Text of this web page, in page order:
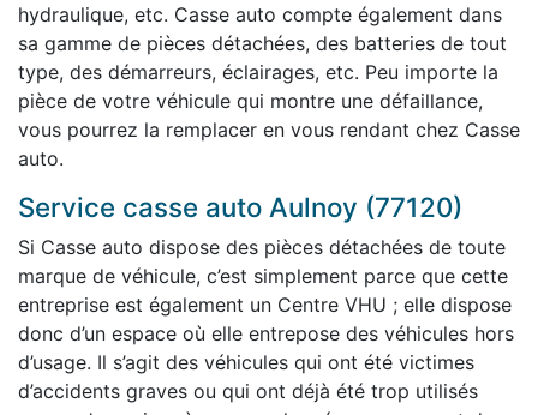
hydraulique, etc. Casse auto compte également dans
sa gamme de pièces détachées, des batteries de tout
type, des démarreurs, éclairages, etc. Peu importe la
pièce de votre véhicule qui montre une défaillance,
vous pourrez la remplacer en vous rendant chez Casse
auto.
Service casse auto Aulnoy (77120)
Si Casse auto dispose des pièces détachées de toute
marque de véhicule, c’est simplement parce que cette
entreprise est également un Centre VHU ; elle dispose
donc d’un espace où elle entrepose des véhicules hors
d’usage. Il s’agit des véhicules qui ont été victimes
d’accidents graves ou qui ont déjà été trop utilisés